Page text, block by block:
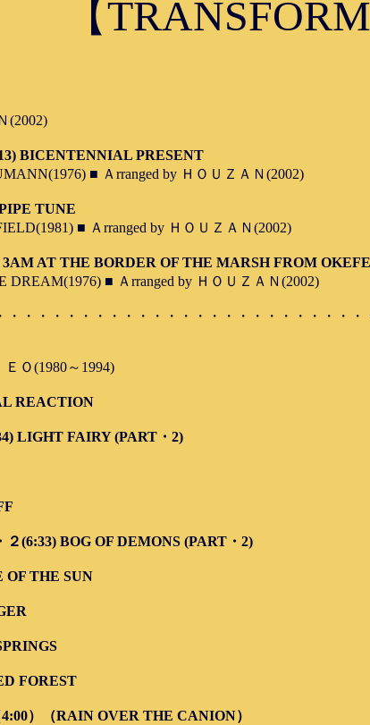
(2002)
BICENTENNIAL PRESENT
■ Ａrranged by ＨＯＵＺＡＮ(2002)
TUNE
■ Ａrranged by ＨＯＵＺＡＮ(2002)
AT THE BORDER OF THE MARSH FROM
■ Ａrranged by ＨＯＵＺＡＮ(2002)
・・・・・・・・・・・・・・・・・・・・・・・・
(1980～1994)
REACTION
LIGHT FAIRY (PART・2)
(6:33) BOG OF DEMONS (PART・2)
OF THE SUN
FOREST
）（RAIN OVER THE CANION）